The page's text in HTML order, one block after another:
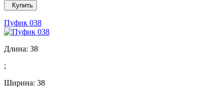
Купить
Пуфик 038
Длина: 38
;
Ширина: 38